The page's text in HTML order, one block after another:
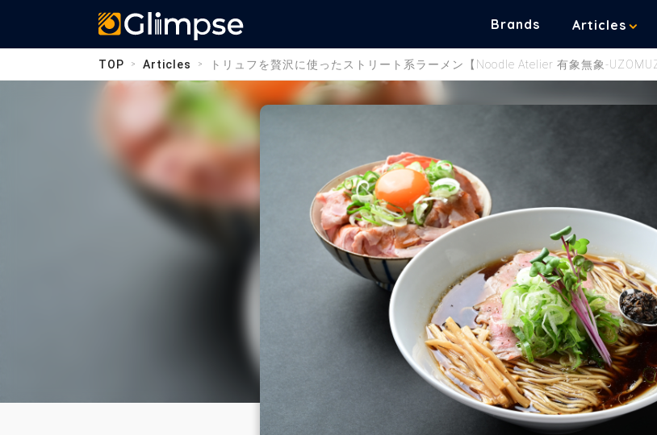
Brands Articles
TOP Articles トリュフを贅沢に使ったストリート系ラーメン【Noodle Atelier 有象無象-